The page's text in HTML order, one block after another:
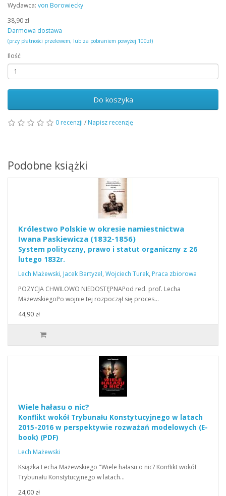
Wydawca: von Borowiecky
38,90 zł
Darmowa dostawa
(przy płatności przelewem, lub za pobraniem powyżej 100zł)
Ilość
Do koszyka
0 recenzji / Napisz recenzję
Podobne książki
Królestwo Polskie w okresie namiestnictwa
Iwana Paskiewicza (1832-1856)
System polityczny, prawo i statut organiczny z 26
lutego 1832r.
Lech Mażewski, Jacek Bartyzel, Wojciech Turek, Praca zbiorowa
POZYCJA CHWILOWO NIEDOSTĘPNAPod red. prof. Lecha
MażewskiegoPo wojnie tej rozpoczął się proces…
44,90 zł
Wiele hałasu o nic?
Konflikt wokół Trybunału Konstytucyjnego w latach
2015-2016 w perspektywie rozważań modelowych (E-
book) (PDF)
Lech Mażewski
Książka Lecha Mażewskiego "Wiele hałasu o nic? Konflikt wokół
Trybunału Konstytucyjnego w latach…
24,00 zł